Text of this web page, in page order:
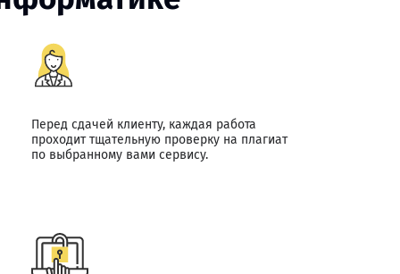
Перед сдачей клиенту, каждая работа
проходит тщательную проверку на плагиат
по выбранному вами сервису.